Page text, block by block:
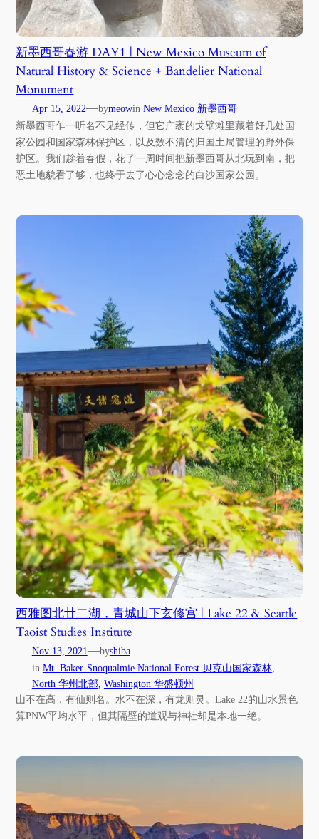
新墨西哥春游 DAY1 | New Mexico Museum of
Natural History & Science + Bandelier National
Monument
Apr 15, 2022—bymeowin New Mexico 新墨西哥
新墨西哥乍一听名不见经传，但它广袤的戈壁滩里藏着好几处国
家公园和国家森林保护区，以及数不清的归国土局管理的野外保
护区。我们趁着春假，花了一周时间把新墨西哥从北玩到南，把
恶土地貌看了够，也终于去了心心念念的白沙国家公园。
西雅图北廿二湖，青城山下玄修宫 | Lake 22 & Seattle
Taoist Studies Institute
Nov 13, 2021—byshiba
in Mt. Baker-Snoqualmie National Forest 贝克山国家森林
North 华州北部, Washington 华盛顿州
山不在高，有仙则名。水不在深，有龙则灵。Lake 22的山水景色
算PNW平均水平，但其隔壁的道观与神社却是本地一绝。